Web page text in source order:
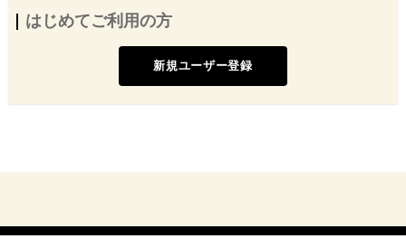
はじめてご利用の方
新規ユーザー登録